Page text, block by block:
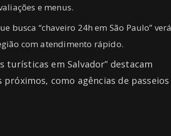
e menus.
busca “chaveiro 24h em São Paulo” verá
com atendimento rápido.
turísticas em Salvador” destacam
como agências de passeios